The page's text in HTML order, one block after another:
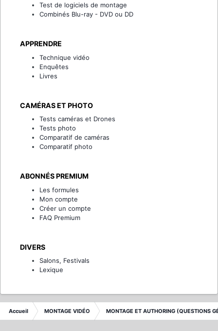
Test de logiciels de montage
Combinés Blu-ray - DVD ou DD
APPRENDRE
Technique vidéo
Enquêtes
Livres
CAMÉRAS ET PHOTO
Tests caméras et Drones
Tests photo
Comparatif de caméras
Comparatif photo
ABONNÉS PREMIUM
Les formules
Mon compte
Créer un compte
FAQ Premium
DIVERS
Salons, Festivals
Lexique
Accueil MONTAGE VIDÉO MONTAGE ET AUTHORING (QUESTIONS